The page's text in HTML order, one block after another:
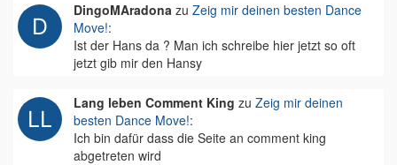
DingoMAradona zu Zeig mir deinen besten Dance
Move!:
Ist der Hans da ? Man ich schreibe hier jetzt so oft
jetzt gib mir den Hansy
Lang leben Comment King zu Zeig mir deinen
besten Dance Move!:
Ich bin dafür dass die Seite an comment king
abgetreten wird